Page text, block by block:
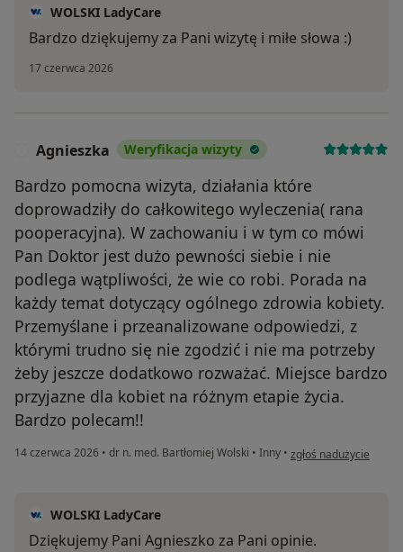
WOLSKI LadyCare
Bardzo dziękujemy za Pani wizytę i miłe słowa :)
17 czerwca 2026
Agnieszka Weryfikacja wizyty
Bardzo pomocna wizyta, działania które
doprowadziły do całkowitego wyleczenia( rana
pooperacyjna). W zachowaniu i w tym co mówi
Pan Doktor jest dużo pewności siebie i nie
podlega wątpliwości, że wie co robi. Porada na
każdy temat dotyczący ogólnego zdrowia kobiety.
Przemyślane i przeanalizowane odpowiedzi, z
którymi trudno się nie zgodzić i nie ma potrzeby
żeby jeszcze dodatkowo rozważać. Miejsce bardzo
przyjazne dla kobiet na różnym etapie życia.
Bardzo polecam!!
14 czerwca 2026 • dr n. med. Bartłomiej Wolski • Inny • w opinii użytkownika
zgłoś nadużycie
WOLSKI LadyCare
Dziękujemy Pani Agnieszko za Pani opinie.